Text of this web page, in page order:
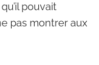
pouvait
pas montrer aux